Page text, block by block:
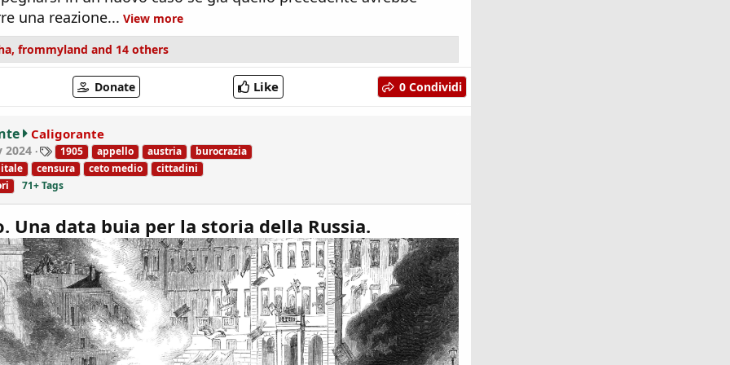
una reazione... View more
, frommyland and 14 others
Donate Like 0 Condividi
Caligorante
2024
T
a
g
s
1905 appello austria
burocrazia
censura ceto medio
cittadini
71+ Tags
Una data buia per la storia della Russia.